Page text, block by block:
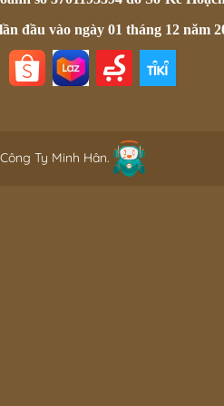
đầu vào ngày 01 tháng 12 năm
Ty Minh Hân.